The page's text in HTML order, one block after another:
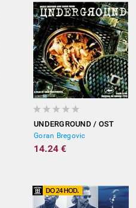
UNDERGROUND / OST
Goran Bregovic
14.24 €